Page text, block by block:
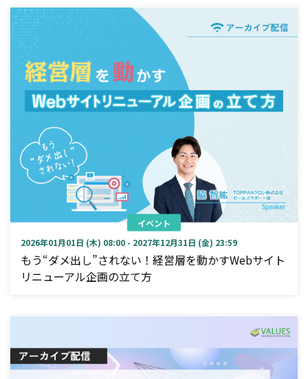
イベント
2026年01月01日 (木) 08:00 - 2027年12月31日 (金) 23:59
もう“ダメ出し”されない！経営層を動かすWebサイト
リニューアル企画の立て方